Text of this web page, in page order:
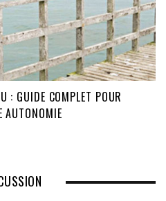
: GUIDE COMPLET POUR
AUTONOMIE